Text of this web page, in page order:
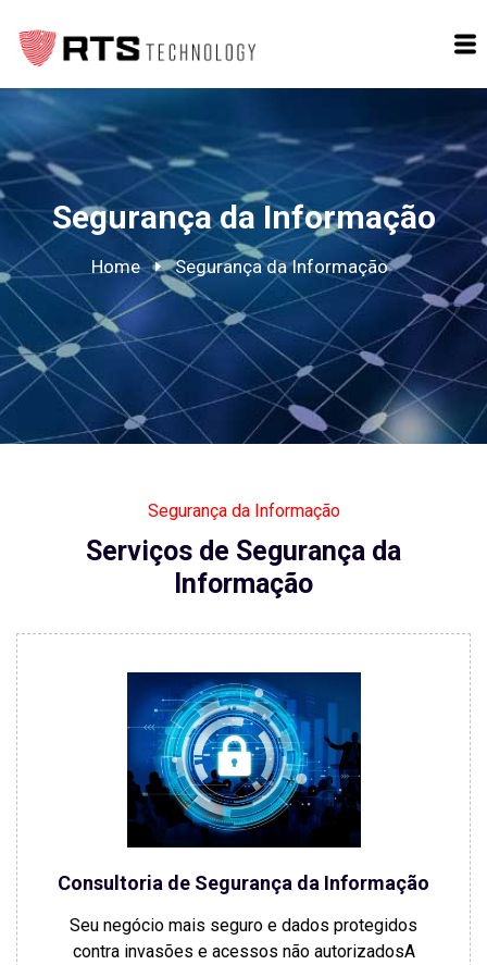
Segurança da Informação
Home Segurança da Informação
Segurança da Informação
Serviços de Segurança da
Informação
Consultoria de Segurança da Informação
Seu negócio mais seguro e dados protegidos
contra invasões e acessos não autorizadosA